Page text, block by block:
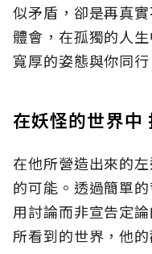
似矛盾，卻是再真
體會，在孤獨的人
寬厚的姿態與你同
在妖怪的世界中
在他所營造出來的
的可能。透過簡單
用討論而非宣告定
所看到的世界，他